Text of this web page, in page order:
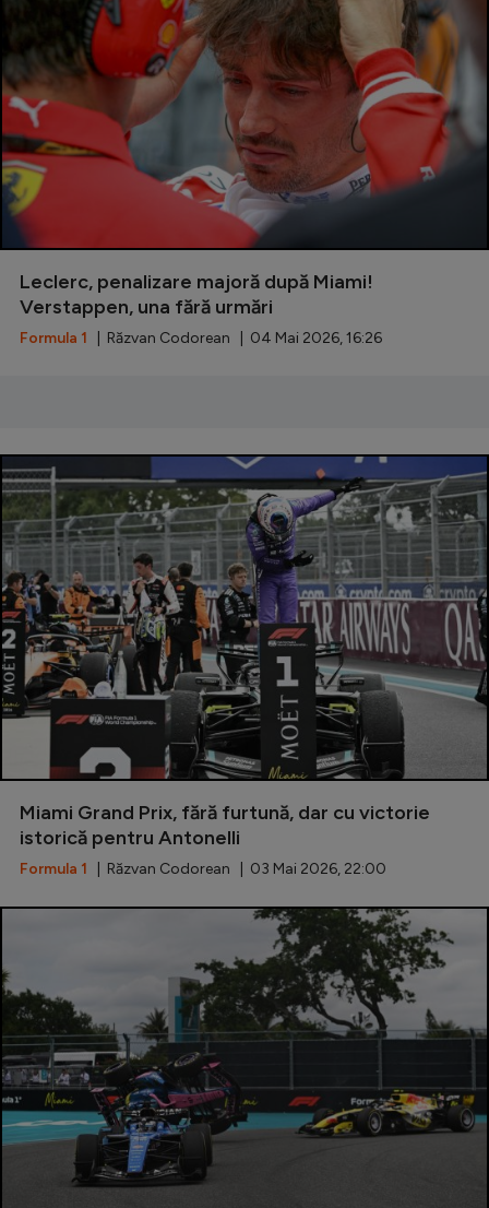
Handbal
Natație
Formula 1
Auto
Ciclism
Alte sporturi
Intră în cont
Creează cont
Leclerc, penalizare majoră după Miami!
Verstappen, una fără urmări
Formula 1 | Răzvan Codorean | 04 Mai 2026, 16:26
Miami Grand Prix, fără furtună, dar cu victorie
istorică pentru Antonelli
Formula 1 | Răzvan Codorean | 03 Mai 2026, 22:00